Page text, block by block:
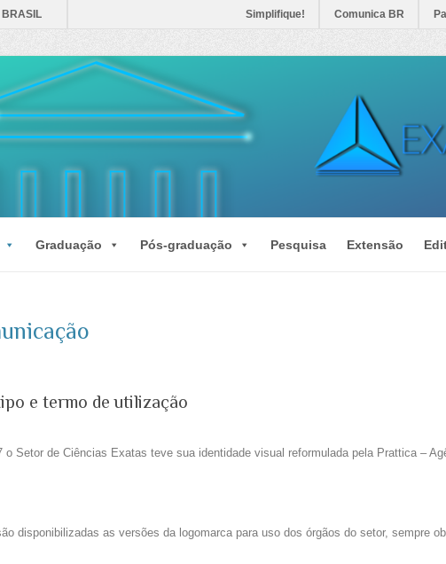
BRASIL Simplifique! Comunica BR
Graduação Pós-graduação Pesquisa Extensão
e termo de utilização
o Setor de Ciências Exatas teve sua identidade visual reformulada pela Prattica –
disponibilizadas as versões da logomarca para uso dos órgãos do setor, sempre